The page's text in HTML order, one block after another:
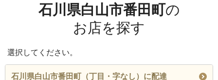
石川県白山市番田町の
お店を探す
選択してください。
石川県白山市番田町（丁目・字なし）に配達